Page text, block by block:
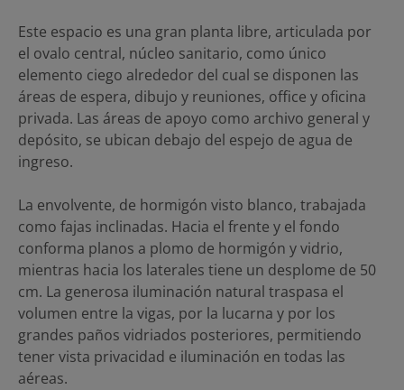
Este espacio es una gran planta libre, articulada por
el ovalo central, núcleo sanitario, como único
elemento ciego alrededor del cual se disponen las
áreas de espera, dibujo y reuniones, office y oficina
privada. Las áreas de apoyo como archivo general y
depósito, se ubican debajo del espejo de agua de
ingreso.
La envolvente, de hormigón visto blanco, trabajada
como fajas inclinadas. Hacia el frente y el fondo
conforma planos a plomo de hormigón y vidrio,
mientras hacia los laterales tiene un desplome de 50
cm. La generosa iluminación natural traspasa el
volumen entre la vigas, por la lucarna y por los
grandes paños vidriados posteriores, permitiendo
tener vista privacidad e iluminación en todas las
aéreas.